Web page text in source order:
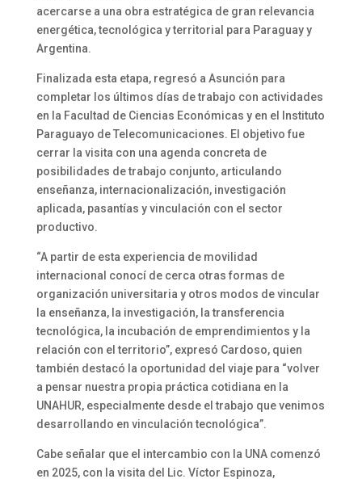
acercarse a una obra estratégica de gran relevancia
energética, tecnológica y territorial para Paraguay y
Argentina.
Finalizada esta etapa, regresó a Asunción para
completar los últimos días de trabajo con actividades
en la Facultad de Ciencias Económicas y en el Instituto
Paraguayo de Telecomunicaciones. El objetivo fue
cerrar la visita con una agenda concreta de
posibilidades de trabajo conjunto, articulando
enseñanza, internacionalización, investigación
aplicada, pasantías y vinculación con el sector
productivo.
“A partir de esta experiencia de movilidad
internacional conocí de cerca otras formas de
organización universitaria y otros modos de vincular
la enseñanza, la investigación, la transferencia
tecnológica, la incubación de emprendimientos y la
relación con el territorio”, expresó Cardoso, quien
también destacó la oportunidad del viaje para “volver
a pensar nuestra propia práctica cotidiana en la
UNAHUR, especialmente desde el trabajo que venimos
desarrollando en vinculación tecnológica”.
Cabe señalar que el intercambio con la UNA comenzó
en 2025, con la visita del Lic. Víctor Espinoza,